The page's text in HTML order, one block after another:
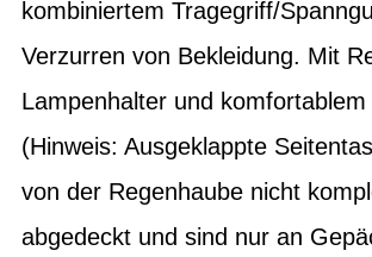
kombiniertem Tragegriff/
Verzurren von Bekleidung. Mit
Lampenhalter und
(Hinweis: Ausgeklappte
von der Regenhaube nicht
abgedeckt und sind nur an